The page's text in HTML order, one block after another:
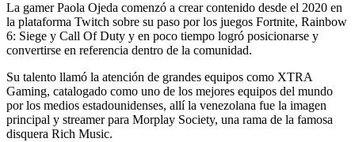
La gamer Paola Ojeda comenzó a crear contenido desde el 2020 en
la plataforma Twitch sobre su paso por los juegos Fortnite, Rainbow
6: Siege y Call Of Duty y en poco tiempo logró posicionarse y
convertirse en referencia dentro de la comunidad.
Su talento llamó la atención de grandes equipos como XTRA
Gaming, catalogado como uno de los mejores equipos del mundo
por los medios estadounidenses, allí la venezolana fue la imagen
principal y streamer para Morplay Society, una rama de la famosa
disquera Rich Music.